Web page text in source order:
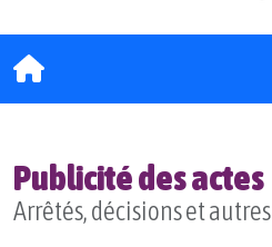
Publicité des actes
Arrêtés, décisions et autres